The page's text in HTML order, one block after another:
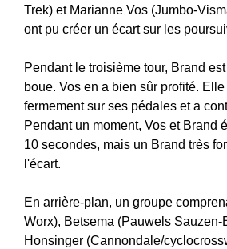
Trek) et Marianne Vos (Jumbo-
ont pu créer un écart sur les
Pendant le troisième tour, Brand
boue. Vos en a bien sûr profité.
fermement sur ses pédales et a
Pendant un moment, Vos et Brand
10 secondes, mais un Brand très
l'écart.
En arrière-plan, un groupe
Worx), Betsema (Pauwels Sauzen-
Honsinger (Cannondale/